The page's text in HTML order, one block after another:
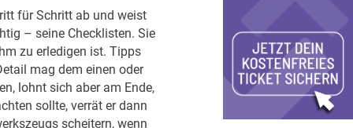
für Schritt ab und weist
– seine Checklisten. Sie
zu erledigen ist. Tipps
mag dem einen oder
lohnt sich aber am Ende,
sollte, verrät er dann
scheitern, wenn